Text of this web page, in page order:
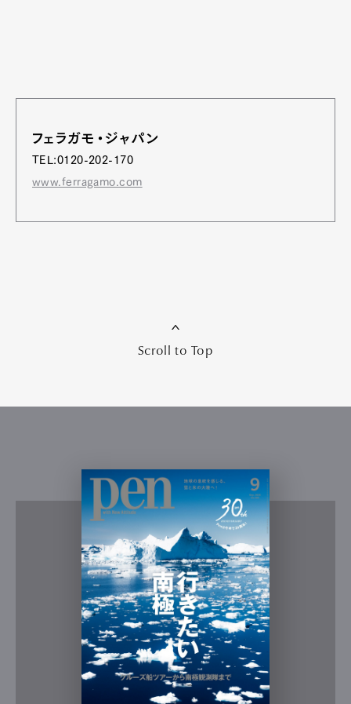
フェラガモ・ジャパン
TEL:0120-202-170
www.ferragamo.com
Scroll to Top